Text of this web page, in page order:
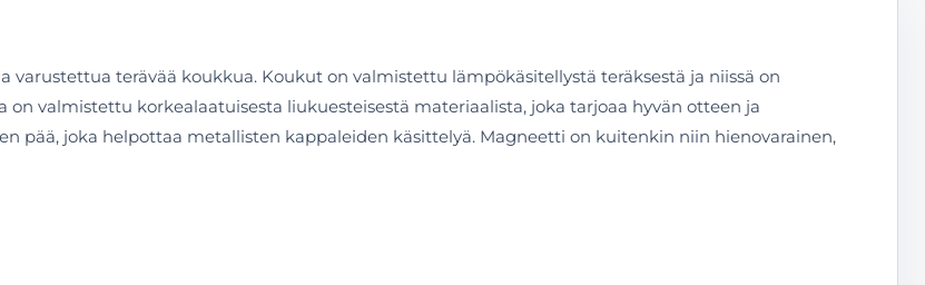
varustettua terävää koukkua. Koukut on valmistettu lämpökäsitellystä teräksestä ja niissä on
valmistettu korkealaatuisesta liukuesteisestä materiaalista, joka tarjoaa hyvän otteen ja
pää, joka helpottaa metallisten kappaleiden käsittelyä. Magneetti on kuitenkin niin hienovarainen,